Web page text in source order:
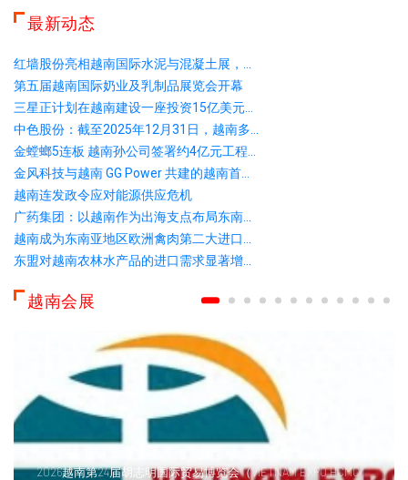
最新动态
红墙股份亮相越南国际水泥与混凝土展，...
第五届越南国际奶业及乳制品展览会开幕
三星正计划在越南建设一座投资15亿美元...
中色股份：截至2025年12月31日，越南多...
金螳螂5连板 越南孙公司签署约4亿元工程...
金风科技与越南 GG Power 共建的越南首...
越南连发政令应对能源供应危机
广药集团：以越南作为出海支点布局东南...
越南成为东南亚地区欧洲禽肉第二大进口...
东盟对越南农林水产品的进口需求显著增...
越南会展
2026越南第24届胡志明国际贸易博览会（VIETNAM EXPO HCMC